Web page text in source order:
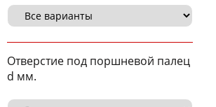
Отверстие под поршневой палец
d мм.